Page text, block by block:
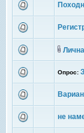
Опрос:
не